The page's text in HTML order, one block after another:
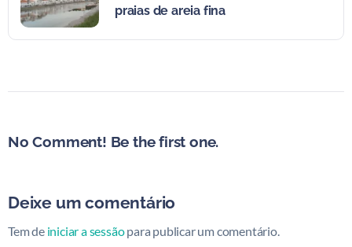
praias de areia fina
No Comment! Be the first one.
Deixe um comentário
Tem de iniciar a sessãopara publicar um comentário.